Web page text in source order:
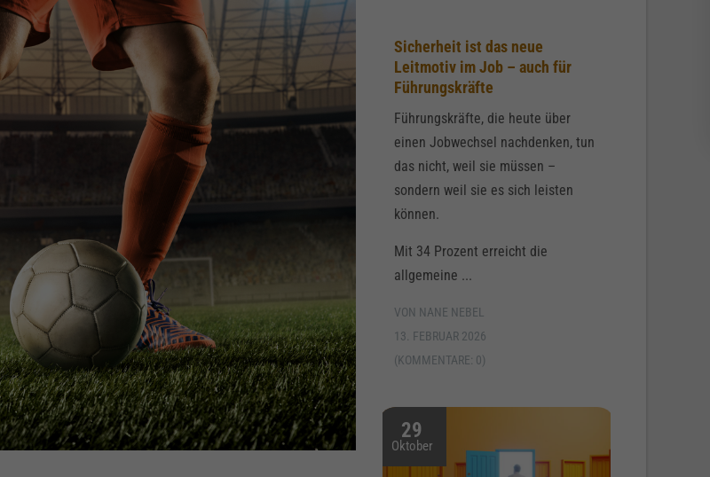
Sicherheit ist das neue
Leitmotiv im Job – auch für
Führungskräfte
Führungskräfte, die heute über
einen Jobwechsel nachdenken, tun
das nicht, weil sie müssen –
sondern weil sie es sich leisten
können.
Mit 34 Prozent erreicht die
allgemeine ...
VON NANE NEBEL
13. FEBRUAR 2026
(KOMMENTARE: 0)
29
Oktober